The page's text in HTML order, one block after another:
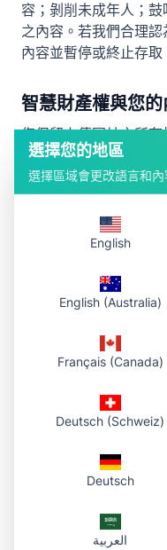
容；剝削未成年人；
之內容。若我們合理
內容並暫停或終止存取
智慧財產權與您的
您保留上傳圖片之所
權，於營運服務所需
生成與提供連結。我
稱、標誌及服務為我
意不得使用。
服務依「現狀」及「
使用服務之風險由您自
在法律允許之最大範
性損害，或資料、利
任不超過您於請求前
支付任何金額則為零）。
選擇您的地區
選擇區域會更改語言和內
English
English (Australia)
Français (Canada)
Deutsch (Schweiz)
Deutsch
العربية